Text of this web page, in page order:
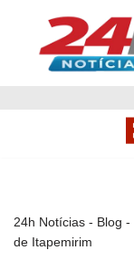
Pular
24h Notícias - Blog -
de Itapemirim